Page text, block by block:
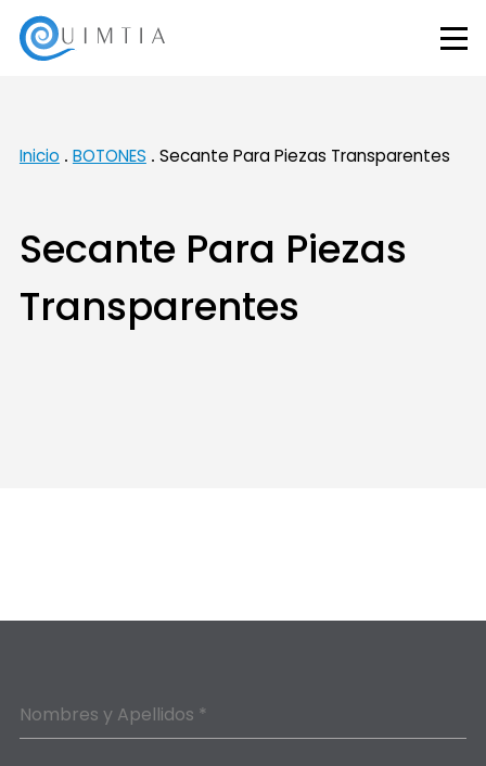
Inicio BOTONES Secante Para Piezas Transparentes
Secante Para Piezas
Transparentes
Nombres y Apellidos *